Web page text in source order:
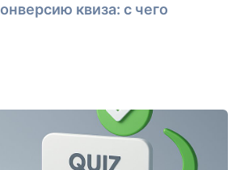
квиза: с чего